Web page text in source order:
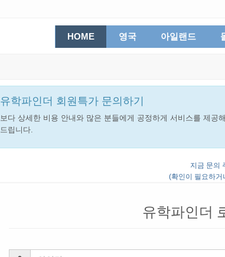
HOME 영국 아일랜드
유학파인더 회원특가 문의하기
보다 상세한 비용 안내와 많은 분들에게 공정하게 서비스를 제공
드립니다.
지금 문의
(확인이 필요하거
유학파인더